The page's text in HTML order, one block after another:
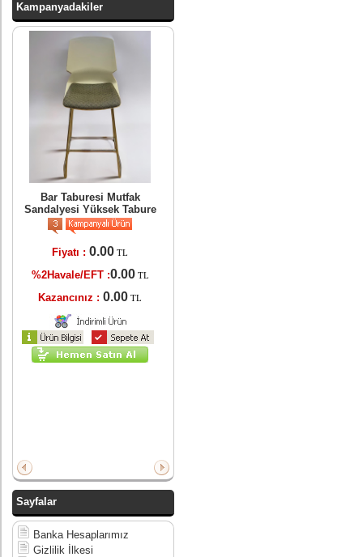
Kampanyadakiler
Bar Taburesi Mutfak
Sandalyesi Yüksek Tabure
Fiyatı : 0.00 TL
%2Havale/EFT :0.00 TL
Kazancınız : 0.00 TL
Sayfalar
Banka Hesaplarımız
Gizlilik İlkesi